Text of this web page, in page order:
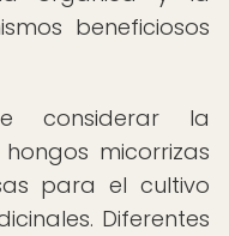
beneficiosos
considerar la
micorrizas
para el cultivo
Diferentes